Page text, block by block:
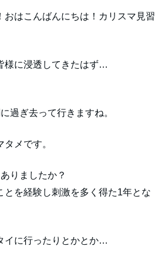
おはこんばんにちは！カリスマ見習
様に浸透してきたはず…
過ぎ去って行きますね。
メです。
りましたか？
とを経験し刺激を多く得た1年とな
イに行ったりとかとか…